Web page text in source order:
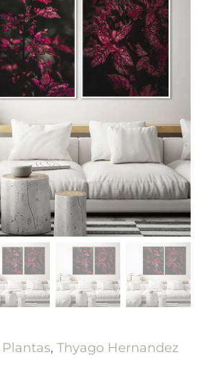
Plantas, Thyago Hernandez